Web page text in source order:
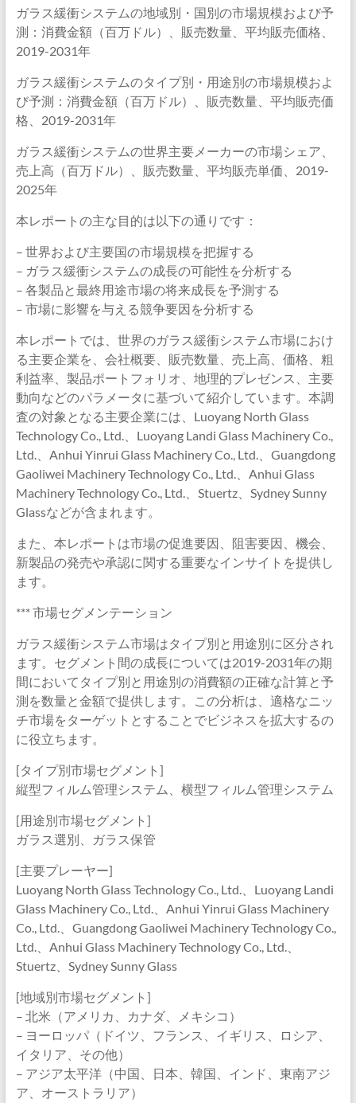
ガラス緩衝システムの地域別・国別の市場規模および予
測：消費金額（百万ドル）、販売数量、平均販売価格、
2019-2031年
ガラス緩衝システムのタイプ別・用途別の市場規模およ
び予測：消費金額（百万ドル）、販売数量、平均販売価
格、2019-2031年
ガラス緩衝システムの世界主要メーカーの市場シェア、
売上高（百万ドル）、販売数量、平均販売単価、2019-
2025年
本レポートの主な目的は以下の通りです：
– 世界および主要国の市場規模を把握する
– ガラス緩衝システムの成長の可能性を分析する
– 各製品と最終用途市場の将来成長を予測する
– 市場に影響を与える競争要因を分析する
本レポートでは、世界のガラス緩衝システム市場におけ
る主要企業を、会社概要、販売数量、売上高、価格、粗
利益率、製品ポートフォリオ、地理的プレゼンス、主要
動向などのパラメータに基づいて紹介しています。本調
査の対象となる主要企業には、Luoyang North Glass
Technology Co., Ltd.、Luoyang Landi Glass Machinery Co.,
Ltd.、Anhui Yinrui Glass Machinery Co., Ltd.、Guangdong
Gaoliwei Machinery Technology Co., Ltd.、Anhui Glass
Machinery Technology Co., Ltd.、Stuertz、Sydney Sunny
Glassなどが含まれます。
また、本レポートは市場の促進要因、阻害要因、機会、
新製品の発売や承認に関する重要なインサイトを提供し
ます。
*** 市場セグメンテーション
ガラス緩衝システム市場はタイプ別と用途別に区分され
ます。セグメント間の成長については2019-2031年の期
間においてタイプ別と用途別の消費額の正確な計算と予
測を数量と金額で提供します。この分析は、適格なニッ
チ市場をターゲットとすることでビジネスを拡大するの
に役立ちます。
[タイプ別市場セグメント]
縦型フィルム管理システム、横型フィルム管理システム
[用途別市場セグメント]
ガラス選別、ガラス保管
[主要プレーヤー]
Luoyang North Glass Technology Co., Ltd.、Luoyang Landi
Glass Machinery Co., Ltd.、Anhui Yinrui Glass Machinery
Co., Ltd.、Guangdong Gaoliwei Machinery Technology Co.,
Ltd.、Anhui Glass Machinery Technology Co., Ltd.、
Stuertz、Sydney Sunny Glass
[地域別市場セグメント]
– 北米（アメリカ、カナダ、メキシコ）
– ヨーロッパ（ドイツ、フランス、イギリス、ロシア、
イタリア、その他）
– アジア太平洋（中国、日本、韓国、インド、東南アジ
ア、オーストラリア）